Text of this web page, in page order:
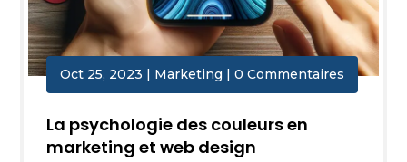
La psychologie des couleurs en
marketing et web design
Oct 25, 2023 | Marketing | 0 Commentaires